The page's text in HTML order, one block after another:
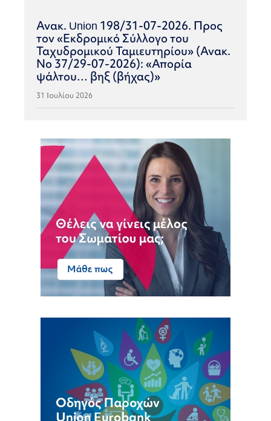
Ανακ. Union 198/31-07-2026. Προς
τον «Εκδρομικό Σύλλογο του
Ταχυδρομικού Ταμιευτηρίου» (Ανακ.
Νο 37/29-07-2026): «Απορία
ψάλτου… βηξ (βήχας)»
31 Ιουλίου 2026